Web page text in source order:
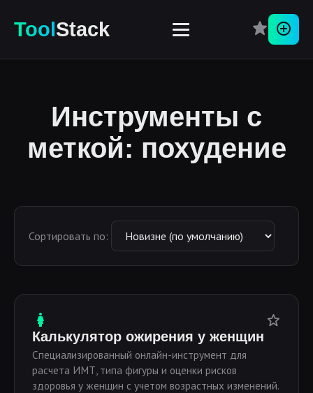
ToolStack
Инструменты с
меткой: похудение
Сортировать по:
Калькулятор ожирения у женщин
Специализированный онлайн-инструмент для
расчета ИМТ, типа фигуры и оценки рисков
здоровья у женщин с учетом возрастных изменений.